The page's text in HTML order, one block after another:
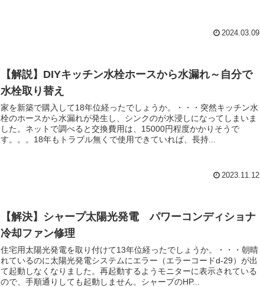
2024.03.09
【解説】DIYキッチン水栓ホースから水漏れ～自分で
水栓取り替え
家を新築で購入して18年位経ったでしょうか。・・・突然キッチン水
栓のホースから水漏れが発生し、シンクのが水浸しになってしまいま
した。ネットで調べると交換費用は、15000円程度かかりそうで
す。。。18年もトラブル無くで使用できていれば、長持...
2023.11.12
【解決】シャープ太陽光発電 パワーコンディショナ
冷却ファン修理
住宅用太陽光発電を取り付けて13年位経ったでしょうか。・・・朝晴
れているのに太陽光発電システムにエラー（エラーコードd-29）が出
て起動しなくなりました。再起動するようモニターに表示されている
ので、手順通りしても起動しません。シャープのHP...